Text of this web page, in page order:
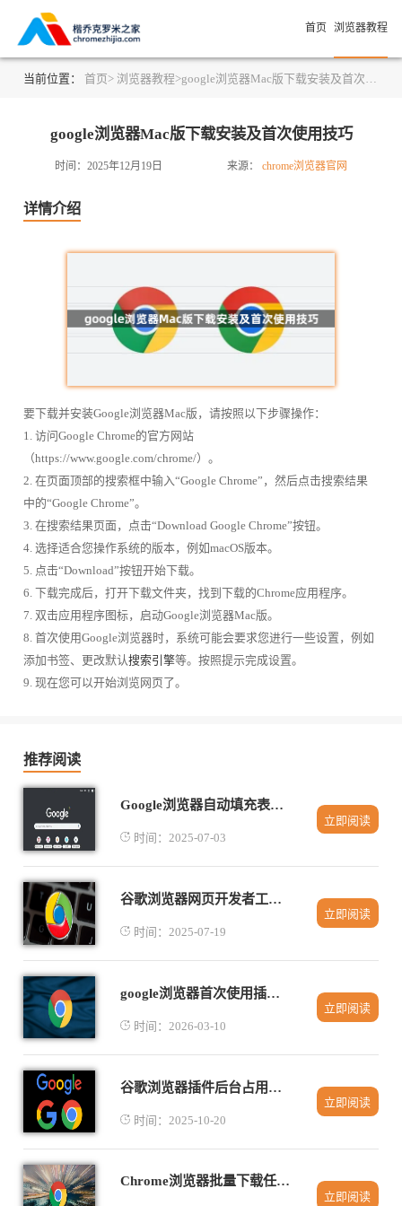
首页 浏览器教程
当前位置： 首页> 浏览器教程>google浏览器Mac版下载安装及首次使用技巧
google浏览器Mac版下载安装及首次使用技巧
时间：2025年12月19日 来源： chrome浏览器官网
详情介绍
要下载并安装Google浏览器Mac版，请按照以下步骤操作：
1. 访问Google Chrome的官方网站
（https://www.google.com/chrome/）。
2. 在页面顶部的搜索框中输入“Google Chrome”，然后点击搜索结果
中的“Google Chrome”。
3. 在搜索结果页面，点击“Download Google Chrome”按钮。
4. 选择适合您操作系统的版本，例如macOS版本。
5. 点击“Download”按钮开始下载。
6. 下载完成后，打开下载文件夹，找到下载的Chrome应用程序。
7. 双击应用程序图标，启动Google浏览器Mac版。
8. 首次使用Google浏览器时，系统可能会要求您进行一些设置，例如
添加书签、更改默认搜索引擎等。按照提示完成设置。
9. 现在您可以开始浏览网页了。
推荐阅读
Google浏览器自动填充表单功能教程
时间：2025-07-03
立即阅读
谷歌浏览器网页开发者工具详细使用教程
时间：2025-07-19
立即阅读
google浏览器首次使用插件组合效率优化技巧
时间：2026-03-10
立即阅读
谷歌浏览器插件后台占用资源监控与优化操作技巧
时间：2025-10-20
立即阅读
Chrome浏览器批量下载任务操作
立即阅读